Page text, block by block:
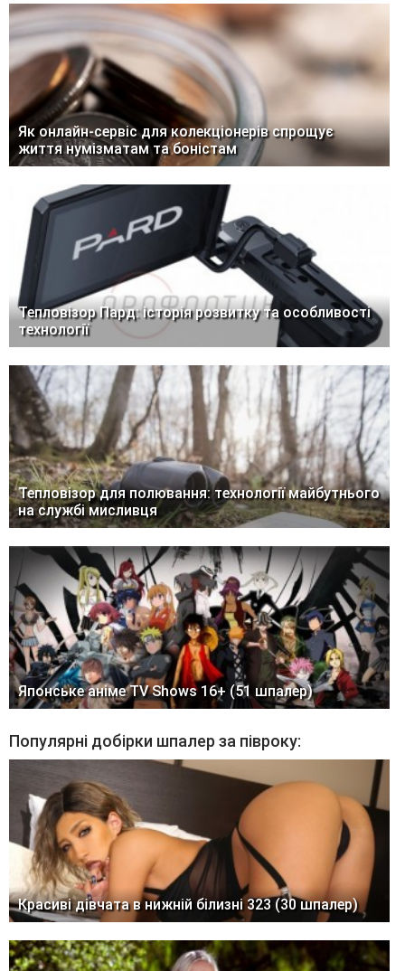
Як онлайн-сервіс для колекціонерів спрощує
життя нумізматам та боністам
Тепловізор Пард: історія розвитку та особливості
технології
Тепловізор для полювання: технології майбутнього
на службі мисливця
Японське аніме TV Shows 16+ (51 шпалер)
Популярні добірки шпалер за півроку:
Красиві дівчата в нижній білизні 323 (30 шпалер)